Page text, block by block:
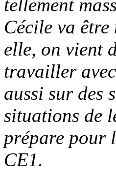
tellement
Cécile va
elle, on vient
travailler
aussi sur des
situations de
prépare pour
CE1.